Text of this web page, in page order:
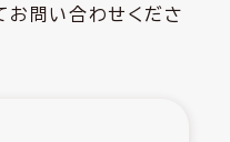
お問い合わせくださ